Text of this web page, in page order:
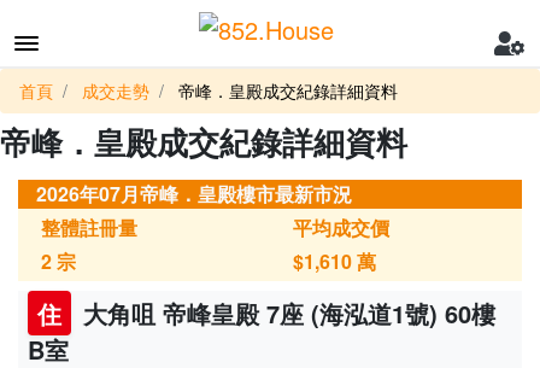
首頁 成交走勢 帝峰．皇殿成交紀錄詳細資料
帝峰．皇殿成交紀錄詳細資料
2026年07月帝峰．皇殿樓市最新市況
整體註冊量
2宗
平均成交價
$1,610萬
住
大角咀 帝峰皇殿 7座 (海泓道1號) 60樓
B室